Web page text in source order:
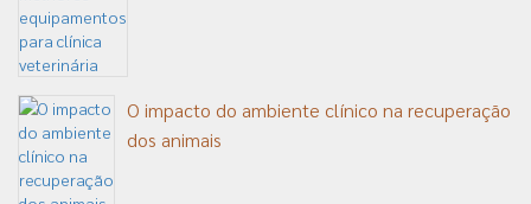
O impacto do ambiente clínico na recuperação
dos animais